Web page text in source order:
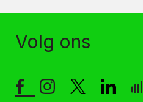
Volg ons